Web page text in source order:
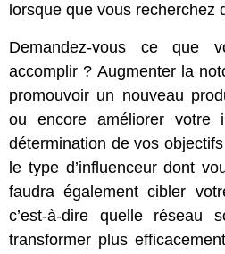
lorsque que vous recherchez
Demandez-vous ce que
accomplir ? Augmenter la
promouvoir un nouveau
ou encore améliorer votre
détermination de vos
le type d’influenceur dont
faudra également cibler
c’est-à-dire quelle réseau
transformer plus